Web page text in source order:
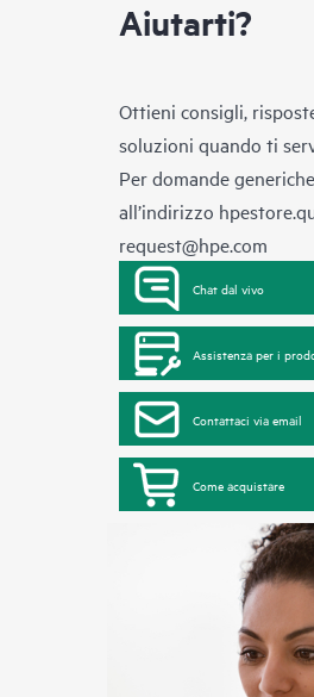
Aiutarti?
Ottieni consigli,
soluzioni quando ti
Per domande
all’indirizzo
request@hpe.com
Chat dal vivo
Assistenza per i
Contattaci via email
Come acquistare